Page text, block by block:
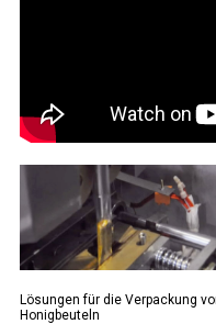
Lösungen für die Verpackung
Honigbeuteln